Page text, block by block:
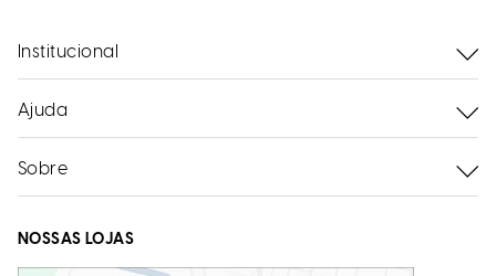
Institucional
Ajuda
Sobre
NOSSAS LOJAS